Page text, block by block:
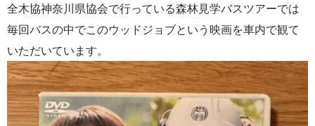
全木協神奈川県協会で行っている森林見学バスツアーでは
毎回バスの中でこのウッドジョブという映画を車内で観て
いただいています。